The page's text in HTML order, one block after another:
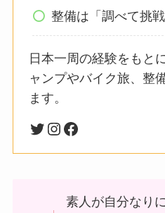
整備は「調べて挑
日本一周の経験をもと
ャンプやバイク旅、整
ます。
素人が自分なり